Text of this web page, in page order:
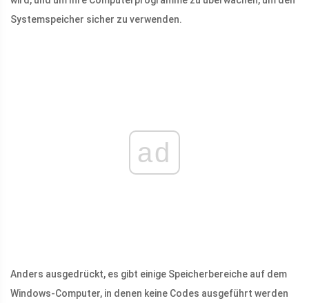
Systemspeicher sicher zu verwenden.
ad
Anders ausgedrückt, es gibt einige Speicherbereiche auf dem
Windows-Computer, in denen keine Codes ausgeführt werden